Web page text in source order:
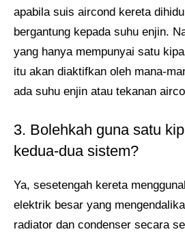
apabila suis aircond kereta
bergantung kepada suhu enjin.
yang hanya mempunyai satu
itu akan diaktifkan oleh mana-
ada suhu enjin atau tekanan
3. Bolehkah guna satu
kedua-dua sistem?
Ya, sesetengah kereta
elektrik besar yang
radiator dan condenser secara